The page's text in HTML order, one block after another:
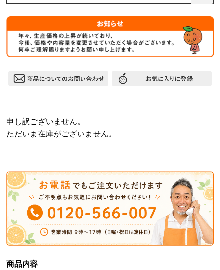
申し訳ございません。
ただいま在庫がございません。
商品内容